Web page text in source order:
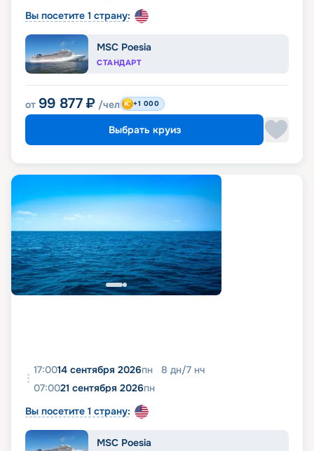
Вы посетите 1 страну:
MSC Poesia
СТАНДАРТ
от 99 877 ₽ /чел +1 000
Выбрать круиз
17:0014 сентября 2026пн 8 дн/7 нч
07:0021 сентября 2026пн
Вы посетите 1 страну:
MSC Poesia